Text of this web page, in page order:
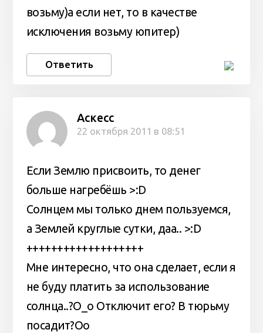
возьму)а если нет, то в качестве
исключения возьму юпитер)
Ответить
Аскесс
22 октября 2011 в 08:51
Если Землю присвоить, то денег
больше нагребёшь >:D
Солнцем мы только днем пользуемся,
а Землей круглые сутки, даа.. >:D
+++++++++++++++++++
Мне интересно, что она сделает, если я
не буду платить за использование
солнца..?О_о Отключит его? В тюрьму
посадит?Oo